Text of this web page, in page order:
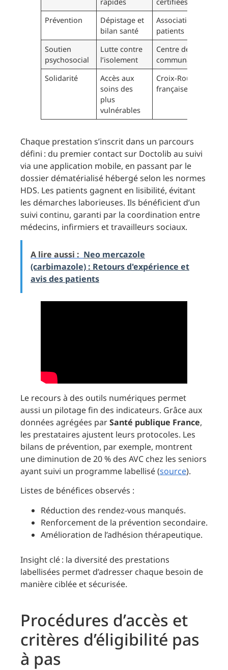
Prévention
Dépistage et
bilan santé
Association de
patients
Soutien
psychosocial
Lutte contre
l’isolement
Centre de santé
communautaire
Solidarité
Accès aux
soins des
plus
vulnérables
Croix-Rouge
française
Chaque prestation s’inscrit dans un parcours
défini : du premier contact sur Doctolib au suivi
via une application mobile, en passant par le
dossier dématérialisé hébergé selon les normes
HDS. Les patients gagnent en lisibilité, évitant
les démarches laborieuses. Ils bénéficient d’un
suivi continu, garanti par la coordination entre
médecins, infirmiers et travailleurs sociaux.
A lire aussi : Neo mercazole
(carbimazole) : Retours d'expérience et
avis des patients
Le recours à des outils numériques permet
aussi un pilotage fin des indicateurs. Grâce aux
données agrégées parSanté publique France,
les prestataires ajustent leurs protocoles. Les
bilans de prévention, par exemple, montrent
une diminution de 20 % des AVC chez les seniors
ayant suivi un programme labellisé (source).
Listes de bénéfices observés :
Réduction des rendez-vous manqués.
Renforcement de la prévention secondaire.
Amélioration de l’adhésion thérapeutique.
Insight clé : la diversité des prestations
labellisées permet d’adresser chaque besoin de
manière ciblée et sécurisée.
Procédures d’accès et
critères d’éligibilité pas
à pas